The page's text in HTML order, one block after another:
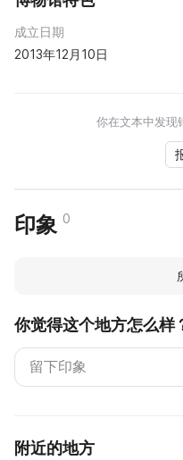
成立日期
2013年12月10日
你在文本中发现
印象 0
你觉得这个地方怎么样
附近的地方